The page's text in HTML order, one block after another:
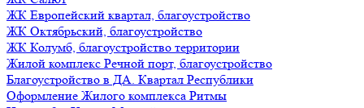
ЖК Европейский квартал, благоустройство
ЖК Октябрьский, благоустройство
ЖК Колумб, благоустройство территории
Жилой комплекс Речной порт, благоустройство
Благоустройство в ДА. Квартал Республики
Оформление Жилого комплекса Ритмы